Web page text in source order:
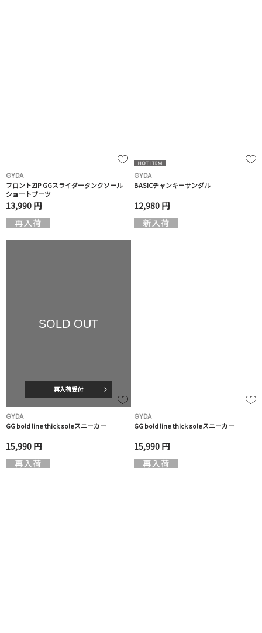
GYDA
フロントZIP GGスライダータンクソール
ショートブーツ
13,990 円
GYDA
BASICチャンキーサンダル
12,980 円
SOLD OUT
再入荷受付
GYDA
GG bold line thick soleスニーカー
15,990 円
GYDA
GG bold line thick soleスニーカー
15,990 円